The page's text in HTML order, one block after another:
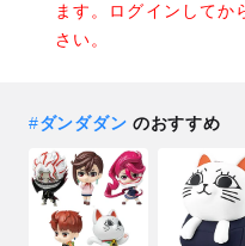
ます。ログインしてか
さい。
#ダンダダン のおすすめ